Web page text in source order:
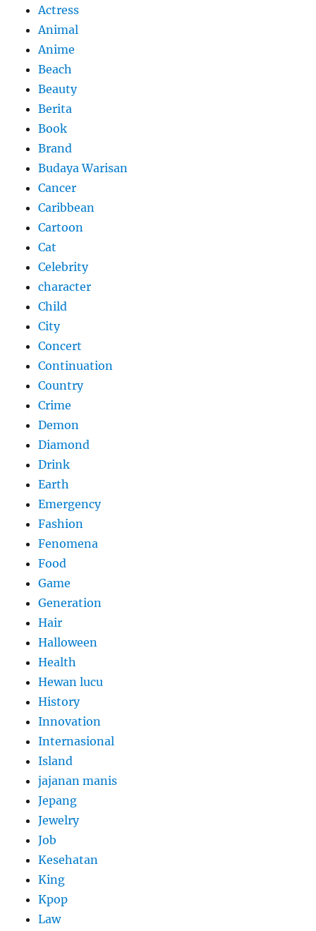
Actress
Animal
Anime
Beach
Beauty
Berita
Book
Brand
Budaya Warisan
Cancer
Caribbean
Cartoon
Cat
Celebrity
character
Child
City
Concert
Continuation
Country
Crime
Demon
Diamond
Drink
Earth
Emergency
Fashion
Fenomena
Food
Game
Generation
Hair
Halloween
Health
Hewan lucu
History
Innovation
Internasional
Island
jajanan manis
Jepang
Jewelry
Job
Kesehatan
King
Kpop
Law